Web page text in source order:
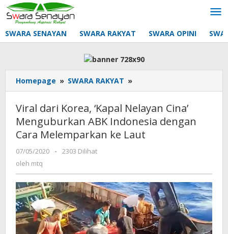
Lewati
ke
konten
SWARA SENAYAN SWARA RAKYAT SWARA OPINI
Homepage » SWARA RAKYAT »
dari
'Kapal
Nelayan
Cina'
dengan
Cara
Melemparkan
ke
Laut
Viral dari Korea, ‘Kapal Nelayan Cina’
Menguburkan ABK Indonesia dengan
Cara Melemparkan ke Laut
07/05/2020
oleh
-
2303 Dilihat
oleh mtq